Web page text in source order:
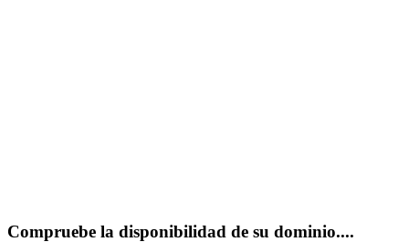
Compruebe la disponibilidad de su dominio....